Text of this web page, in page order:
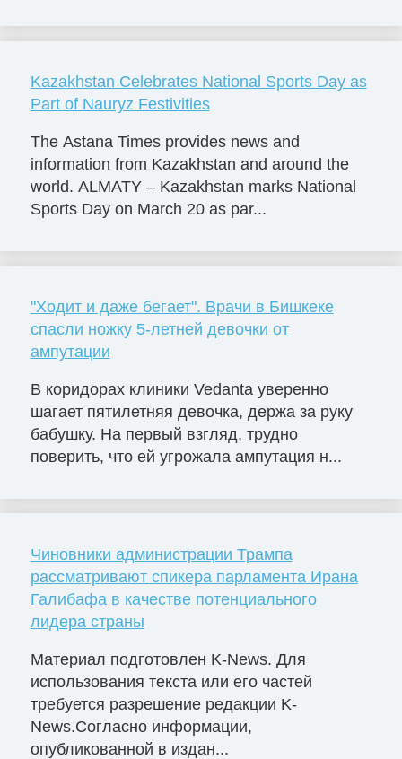
Kazakhstan Celebrates National Sports Day as
Part of Nauryz Festivities
The Astana Times provides news and
information from Kazakhstan and around the
world. ALMATY – Kazakhstan marks National
Sports Day on March 20 as par...
"Ходит и даже бегает". Врачи в Бишкеке
спасли ножку 5-летней девочки от
ампутации
В коридорах клиники Vedanta уверенно
шагает пятилетняя девочка, держа за руку
бабушку. На первый взгляд, трудно
поверить, что ей угрожала ампутация н...
Чиновники администрации Трампа
рассматривают спикера парламента Ирана
Галибафа в качестве потенциального
лидера страны
Материал подготовлен K-News. Для
использования текста или его частей
требуется разрешение редакции K-
News.Согласно информации,
опубликованной в издан...